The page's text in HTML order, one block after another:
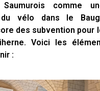
comme
du vélo dans le
des subvention pour
Voici les
: